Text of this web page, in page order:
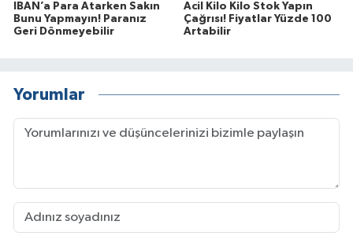
IBAN’a Para Atarken Sakın
Bunu Yapmayın! Paranız
Geri Dönmeyebilir
Acil Kilo Kilo Stok Yapın
Çağrısı! Fiyatlar Yüzde 100
Artabilir
Yorumlar